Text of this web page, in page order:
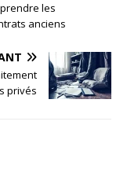
les
anciens
privés